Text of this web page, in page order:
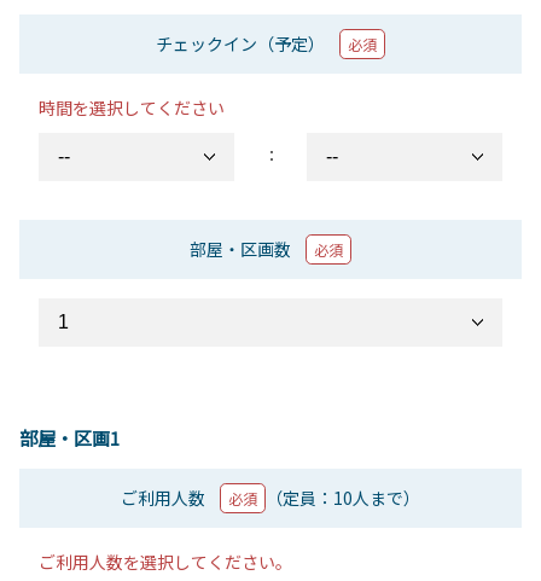
チェックイン（予定） 必須
時間を選択してください
：
部屋・区画数 必須
部屋・区画1
ご利用人数 必須 （定員：10人まで）
ご利用人数を選択してください。